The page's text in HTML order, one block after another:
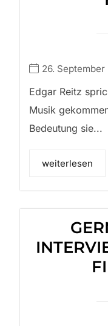
26. September
Edgar Reitz
Musik
Bedeutung sie...
weiterlesen